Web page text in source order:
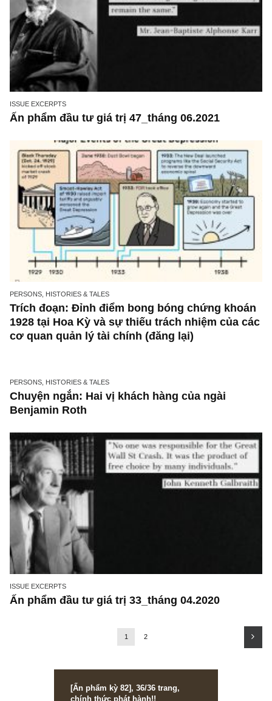
ISSUE EXCERPTS
Ấn phẩm đầu tư giá trị 51_tháng 10.2021
ISSUE EXCERPTS
Ấn phẩm đầu tư giá trị 47_tháng 06.2021
PERSONS, HISTORIES & TALES
Trích đoạn: Đỉnh điểm bong bóng chứng
1928 tại Hoa Kỳ và sự thiếu trách nhiệm của
cơ quan quản lý tài chính (đăng lại)
PERSONS, HISTORIES & TALES
Chuyện ngắn: Hai vị khách hàng của ngài
Benjamin Roth